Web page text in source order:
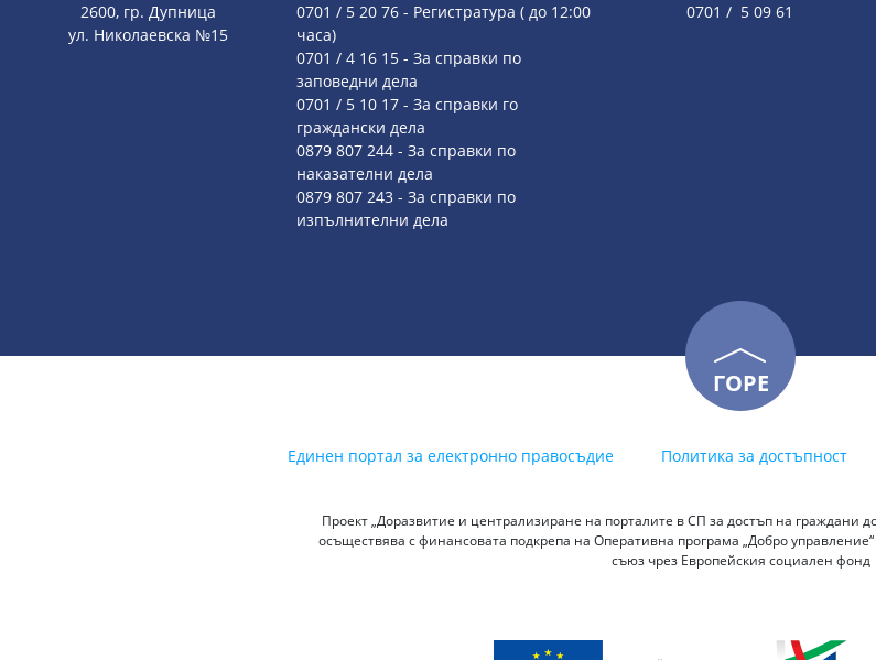
2600, гр. Дупница
ул. Николаевска №15
0701 / 5 20 76 - Регистратура ( до 12:00
часа)
0701 / 4 16 15 - За справки по
заповедни дела
0701 / 5 10 17 - За справки го
граждански дела
0879 807 244 - За справки по
наказателни дела
0879 807 243 - За справки по
изпълнителни дела
0701 / 5 09 61
ГОРЕ
Единен портал за електронно правосъдие Политика за достъпност
Проект „Доразвитие и централизиране на порталите в СП за достъп на граждани
осъществява с финансовата подкрепа на Оперативна програма „Добро
съюз чрез Европейския социален фонд